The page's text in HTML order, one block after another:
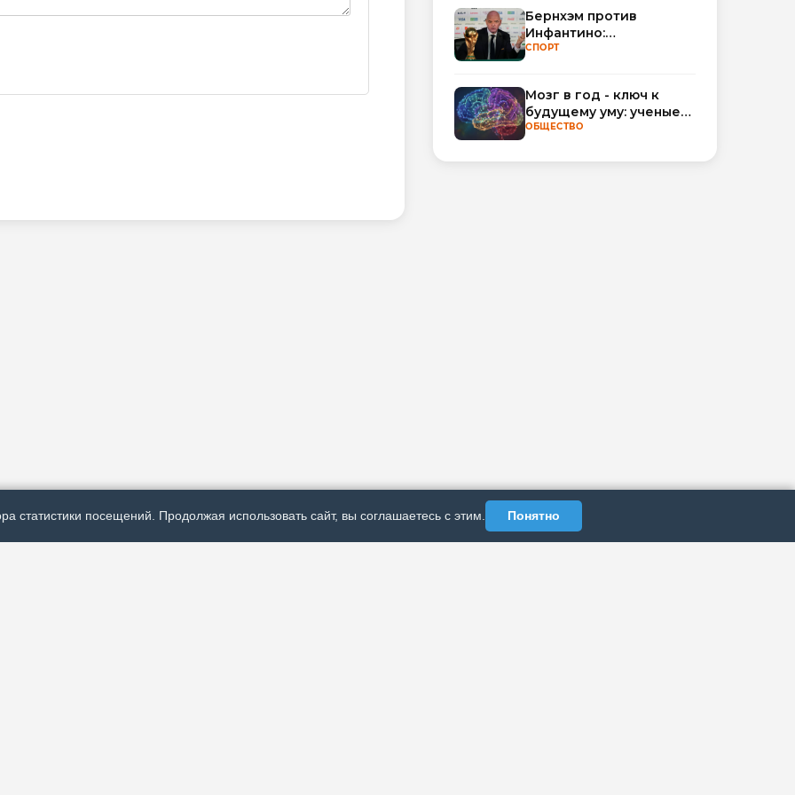
Бернхэм против
Инфантино:
политический кризис в
СПОРТ
Мозг в год - ключ к
будущему уму: ученые
научились
интеллект по МРТ
ОБЩЕСТВО
статистики посещений. Продолжая использовать сайт, вы соглашаетесь с этим. Понятно